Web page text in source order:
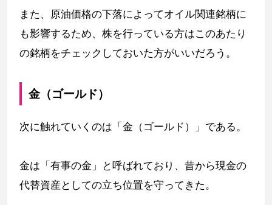
また、原油価格の下落によってオイル関連銘柄に
も影響するため、株を行っている方はこのあたり
の銘柄をチェックしておいた方がいいだろう。
金（ゴールド）
次に触れていくのは「金（ゴールド）」である。
金は「有事の金」と呼ばれており、昔から現金の
代替資産としての立ち位置を守ってきた。